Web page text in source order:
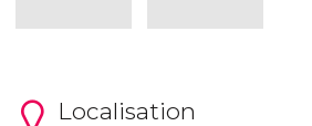
Localisation